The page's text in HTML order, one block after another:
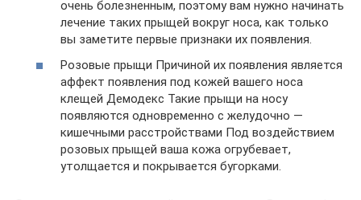
очень болезненным, поэтому вам нужно начинать
лечение таких прыщей вокруг носа, как только
вы заметите первые признаки их появления.
Розовые прыщи Причиной их появления является
аффект появления под кожей вашего носа
клещей Демодекс Такие прыщи на носу
появляются одновременно с желудочно —
кишечными расстройствами Под воздействием
розовых прыщей ваша кожа огрубевает,
утолщается и покрывается бугорками.